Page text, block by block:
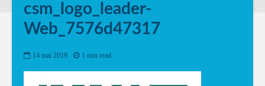
csm_logo_leader-
Web_7576d47317
14 mai 2019 1 min read